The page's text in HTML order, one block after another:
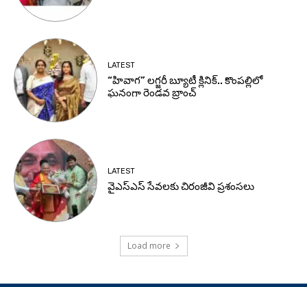
LATEST
“హివాగ” లగ్జరీ బ్యూటీ క్లినిక్.. కొంపల్లిలో
ఘనంగా రెండవ బ్రాంచ్
LATEST
వైఎస్ఎస్ సేవలకు చిరంజీవి ప్రశంసలు
Load more